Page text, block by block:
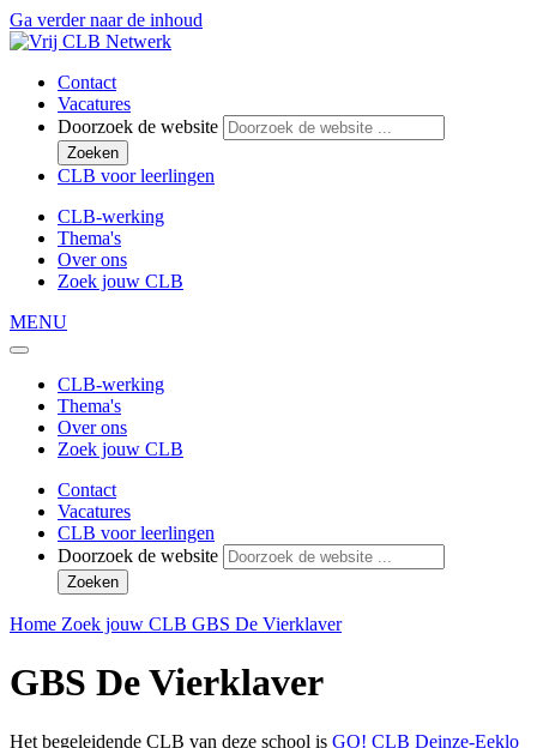
Ga verder naar de inhoud
Contact
Vacatures
Doorzoek de website
Zoeken
CLB voor leerlingen
CLB-werking
Thema's
Over ons
Zoek jouw CLB
MENU
CLB-werking
Thema's
Over ons
Zoek jouw CLB
Contact
Vacatures
CLB voor leerlingen
Doorzoek de website
Zoeken
Home Zoek jouw CLB GBS De Vierklaver
GBS De Vierklaver
Het begeleidende CLB van deze school is GO! CLB Deinze-Eeklo